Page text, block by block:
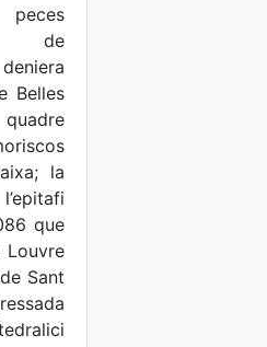
peces
de
Belles
la
que
Louvre
Sant